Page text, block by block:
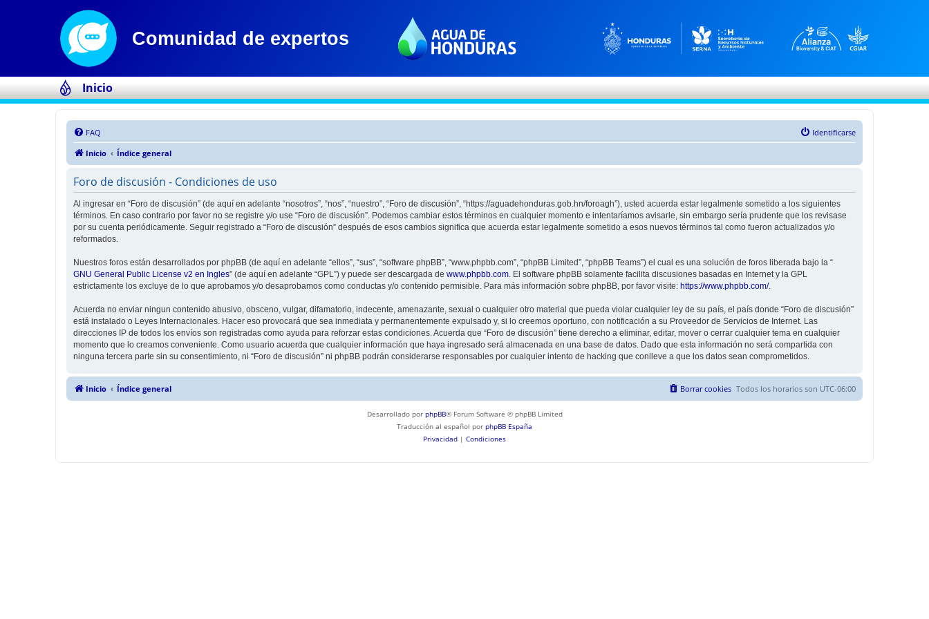
Inicio
FAQ
Identificarse
Inicio
Índice general
Foro de discusión - Condiciones de uso
Al ingresar en “Foro de discusión” (de aquí en adelante “nosotros”, “nos”, “nuestro”, “Foro de discusión”, “https://aguadehonduras.gob.hn/foroagh”), usted acuerda estar legalmente sometido a los siguientes
términos. En caso contrario por favor no se registre y/o use “Foro de discusión”. Podemos cambiar estos términos en cualquier momento e intentaríamos avisarle, sin embargo sería prudente que los revisase
por su cuenta periódicamente. Seguir registrado a “Foro de discusión” después de esos cambios significa que acuerda estar legalmente sometido a esos nuevos términos tal como fueron actualizados y/o
reformados.
Nuestros foros están desarrollados por phpBB (de aquí en adelante “ellos”, “sus”, “software phpBB”, “www.phpbb.com”, “phpBB Limited”, “phpBB Teams”) el cual es una solución de foros liberada bajo la “
GNU General Public License v2 en Ingles” (de aquí en adelante “GPL”) y puede ser descargada de www.phpbb.com. El software phpBB solamente facilita discusiones basadas en Internet y la GPL
estrictamente los excluye de lo que aprobamos y/o desaprobamos como conductas y/o contenido permisible. Para más información sobre phpBB, por favor visite: https://www.phpbb.com/.
Acuerda no enviar ningun contenido abusivo, obsceno, vulgar, difamatorio, indecente, amenazante, sexual o cualquier otro material que pueda violar cualquier ley de su país, el país donde “Foro de discusión”
está instalado o Leyes Internacionales. Hacer eso provocará que sea inmediata y permanentemente expulsado y, si lo creemos oportuno, con notificación a su Proveedor de Servicios de Internet. Las
direcciones IP de todos los envíos son registradas como ayuda para reforzar estas condiciones. Acuerda que “Foro de discusión” tiene derecho a eliminar, editar, mover o cerrar cualquier tema en cualquier
momento que lo creamos conveniente. Como usuario acuerda que cualquier información que haya ingresado será almacenada en una base de datos. Dado que esta información no será compartida con
ninguna tercera parte sin su consentimiento, ni “Foro de discusión” ni phpBB podrán considerarse responsables por cualquier intento de hacking que conlleve a que los datos sean comprometidos.
Inicio Índice general Todos los horarios son UTC-06:00
Borrar cookies
Desarrollado por phpBB® Forum Software © phpBB Limited
Traducción al español por phpBB España
Privacidad | Condiciones